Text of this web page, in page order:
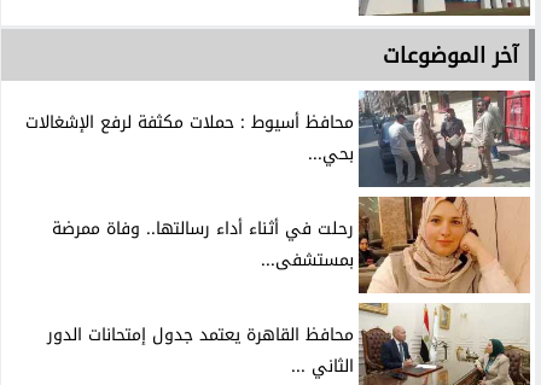
آخر الموضوعات
محافظ أسيوط : حملات مكثفة لرفع الإشغالات
بحي...
رحلت في أثناء أداء رسالتها.. وفاة ممرضة
بمستشفى...
محافظ القاهرة يعتمد جدول إمتحانات الدور
الثاني ...